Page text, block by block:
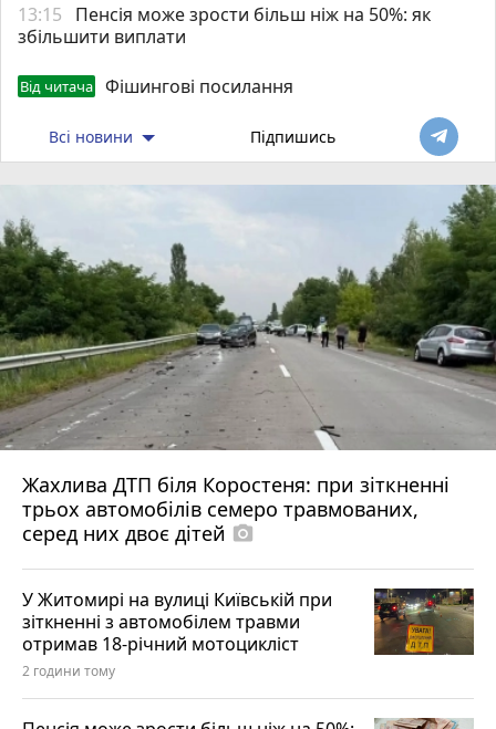
13:15
Пенсія може зрости більш ніж на 50%: як
збільшити виплати
Від читача Фішингові посилання
Всі новини Підпишись
Жахлива ДТП біля Коростеня: при зіткненні
трьох автомобілів семеро травмованих,
серед них двоє дітей photo_camera
У Житомирі на вулиці Київській при
зіткненні з автомобілем травми
отримав 18-річний мотоцикліст
2 години тому